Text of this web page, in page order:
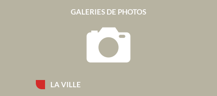
LA VILLE
GALERIES DE PHOTOS